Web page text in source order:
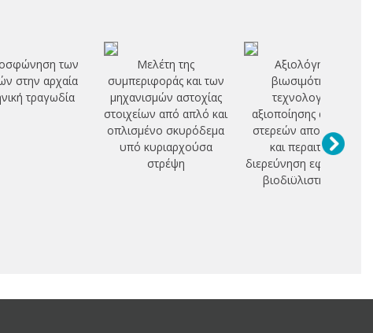
των
στην αρχαία
τραγωδία
Μελέτη της
συμπεριφοράς και των
μηχανισμών αστοχίας
στοιχείων από απλό και
οπλισμένο σκυρόδεμα
υπό κυριαρχούσα
στρέψη
Αξιολόγηση
βιωσιμότητας
τεχνολογιών
αξιοποίησης αστικών
στερεών αποβλήτων
και περαιτέρω
διερεύνηση εφαρμογής
βιοδιϋλιστηρίου